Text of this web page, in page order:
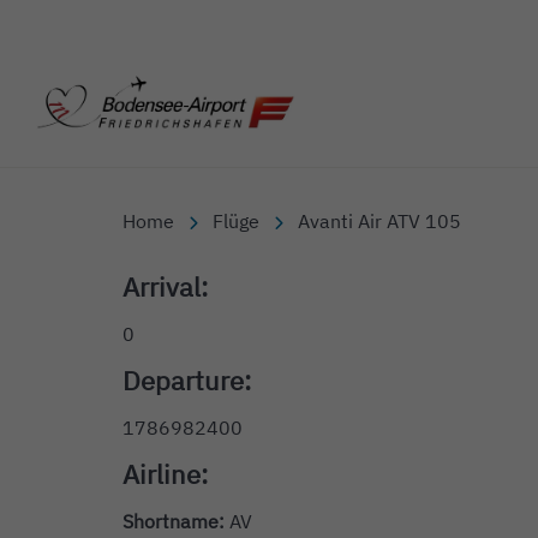
Home Flüge Avanti Air ATV 105
Arrival:
0
Departure:
1786982400
Airline:
Shortname: AV